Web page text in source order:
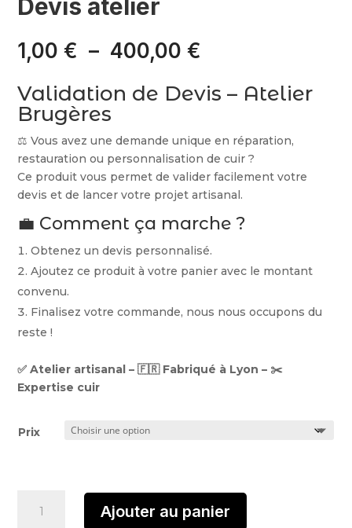
Devis atelier
1,00€ – 400,00€
prix :
1,00 €
400,00 €
Validation de Devis – Atelier
Brugères
⚖️ Vous avez une demande unique en réparation,
restauration ou personnalisation de cuir ?
Ce produit vous permet de valider facilement votre
devis et de lancer votre projet artisanal.
💼 Comment ça marche ?
Obtenez un devis personnalisé.
Ajoutez ce produit à votre panier avec le montant
convenu.
Finalisez votre commande, nous nous occupons du
reste !
✅ Atelier artisanal – 🇫🇷 Fabriqué à Lyon – ✂️
Expertise cuir
Prix
Ajouter au panier